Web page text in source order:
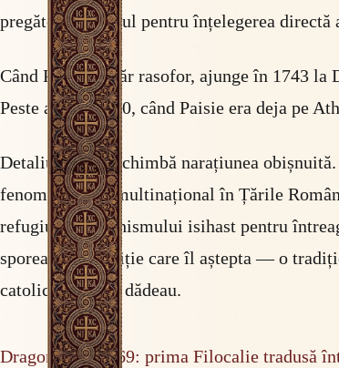
pregăteau cititorul pentru înțelegerea
Când Paisie, tânăr rasofor, ajunge în 1743
Peste ani, în 1750, când Paisie era deja pe
Detaliul acesta schimbă narațiunea
fenomen viu și multinațional în Țările
refugiu al monahismului isihast pentru
sporească o tradiție care îl aștepta — o
catolică n-o mai dădeau.
Dragomirna, 1769: prima Filocalie tradusă